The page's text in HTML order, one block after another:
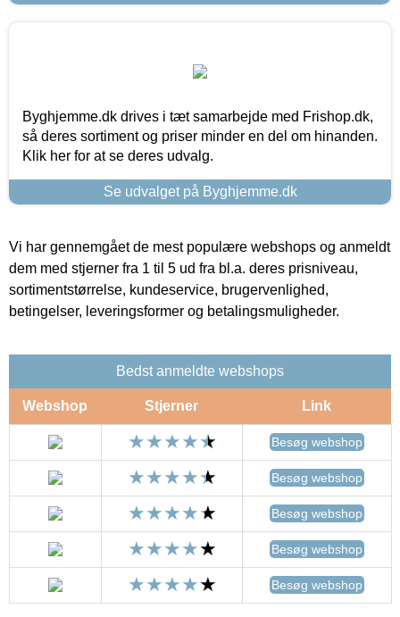
Byghjemme.dk drives i tæt samarbejde med Frishop.dk,
så deres sortiment og priser minder en del om hinanden.
Klik her for at se deres udvalg.
Se udvalget på Byghjemme.dk
Vi har gennemgået de mest populære webshops og anmeldt
dem med stjerner fra 1 til 5 ud fra bl.a. deres prisniveau,
sortimentstørrelse, kundeservice, brugervenlighed,
betingelser, leveringsformer og betalingsmuligheder.
Bedst anmeldte webshops
Webshop Stjerner Link
Besøg webshop
Besøg webshop
Besøg webshop
Besøg webshop
Besøg webshop